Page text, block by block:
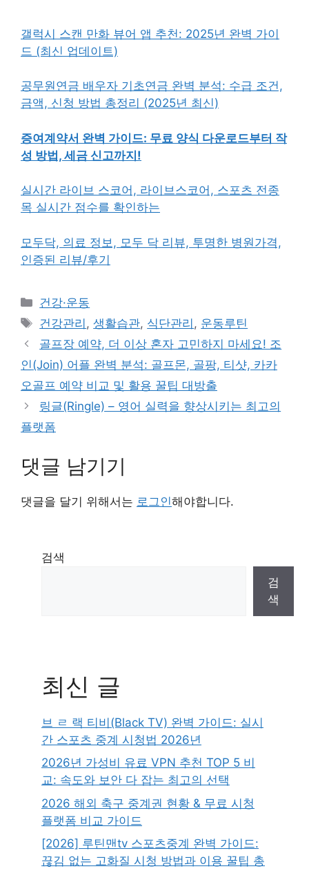
갤럭시 스캔 만화 뷰어 앱 추천: 2025년 완벽 가이
드 (최신 업데이트)
공무원연금 배우자 기초연금 완벽 분석: 수급 조건,
금액, 신청 방법 총정리 (2025년 최신)
증여계약서 완벽 가이드: 무료 양식 다운로드부터 작
성 방법, 세금 신고까지!
실시간 라이브 스코어, 라이브스코어, 스포츠 전종
목 실시간 점수를 확인하는
모두닥, 의료 정보, 모두 닥 리뷰, 투명한 병원가격,
인증된 리뷰/후기
카
테
리
건강·운동
태
그
건강관리 ,생활습관, 식단관리 , 운동루틴
골프장 예약, 더 이상 혼자 고민하지 마세요! 조
인(Join) 어플 완벽 분석: 골프몬, 골팡, 티샷, 카카
오골프 예약 비교 및 활용 꿀팁 대방출
링글(Ringle) – 영어 실력을 향상시키는 최고의
플랫폼
댓글 남기기
댓글을 달기 위해서는 로그인해야합니다.
검색
검
색
최신 글
브 ㄹ 랙 티비(Black TV) 완벽 가이드: 실시
간 스포츠 중계 시청법 2026년
2026년 가성비 유료 VPN 추천 TOP 5 비
교: 속도와 보안 다 잡는 최고의 선택
2026 해외 축구 중계권 현황 & 무료 시청
플랫폼 비교 가이드
[2026] 루틴맨tv 스포츠중계 완벽 가이드:
끊김 없는 고화질 시청 방법과 이용 꿀팁 총